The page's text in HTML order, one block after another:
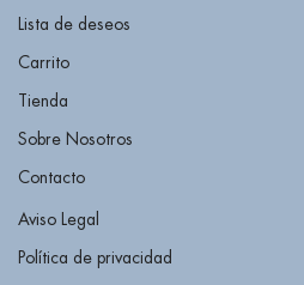
Lista de deseos
Carrito
Tienda
Sobre Nosotros
Contacto
Aviso Legal
Política de privacidad